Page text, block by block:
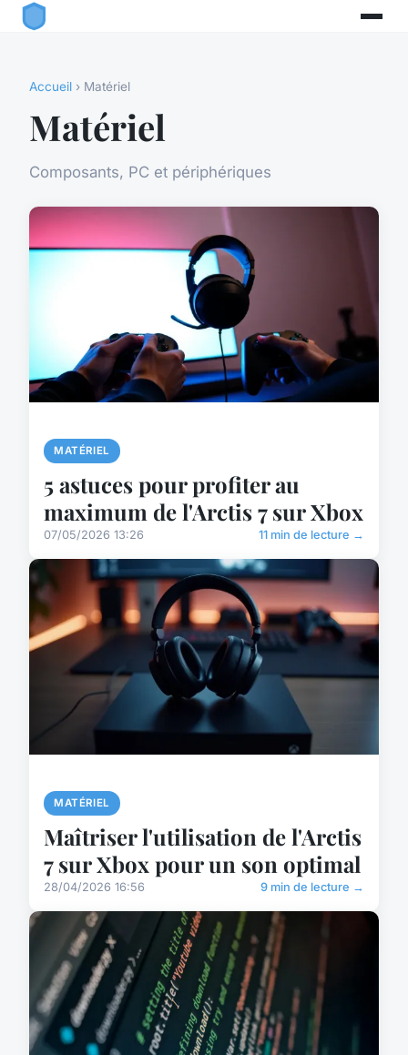
Accueil › Matériel
Matériel
Composants, PC et périphériques
MATÉRIEL
5 astuces pour profiter au
maximum de l'Arctis 7 sur Xbox
07/05/2026 13:26 11 min de lecture →
MATÉRIEL
Maîtriser l'utilisation de l'Arctis
7 sur Xbox pour un son optimal
28/04/2026 16:56 9 min de lecture →